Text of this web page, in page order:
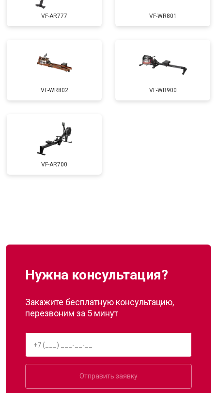
VF-AR777 VF-WR801
VF-WR802 VF-WR900
VF-AR700
Нужна консультация?
Закажите бесплатную консультацию,
перезвоним за 5 минут
Отправить заявку